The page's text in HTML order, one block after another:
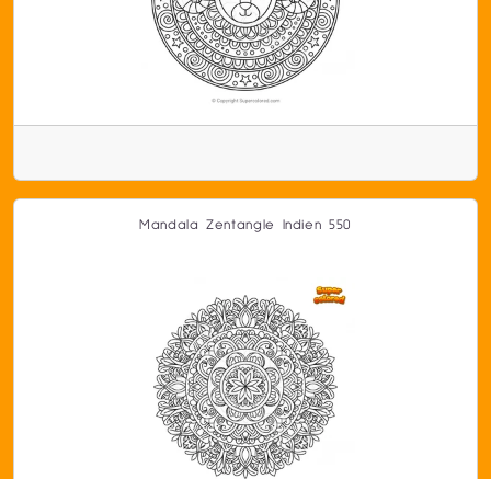
Mandala Zentangle Indien 550